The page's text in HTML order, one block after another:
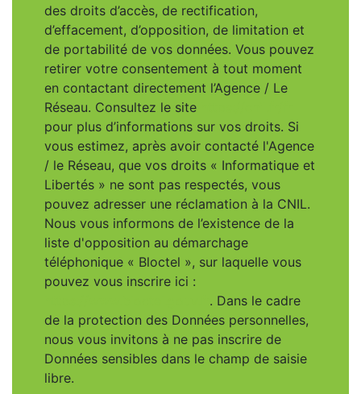
des droits d’accès, de rectification,
d’effacement, d’opposition, de limitation et
de portabilité de vos données. Vous pouvez
retirer votre consentement à tout moment
en contactant directement l’Agence / Le
Réseau. Consultez le site
pour plus d’informations sur vos droits. Si
vous estimez, après avoir contacté l'Agence
/ le Réseau, que vos droits « Informatique et
Libertés » ne sont pas respectés, vous
pouvez adresser une réclamation à la CNIL.
Nous vous informons de l’existence de la
liste d'opposition au démarchage
téléphonique « Bloctel », sur laquelle vous
pouvez vous inscrire ici :
. Dans le cadre
de la protection des Données personnelles,
nous vous invitons à ne pas inscrire de
Données sensibles dans le champ de saisie
libre.